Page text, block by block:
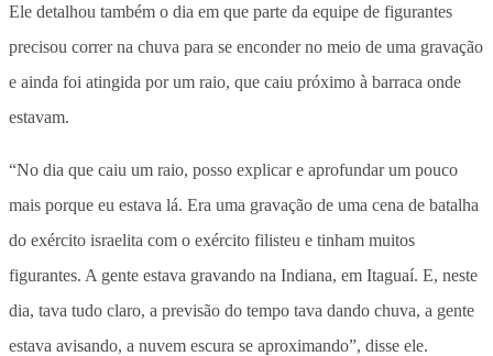
Ele detalhou também o dia em que parte da equipe de figurantes
precisou correr na chuva para se enconder no meio de uma gravação
e ainda foi atingida por um raio, que caiu próximo à barraca onde
estavam.
“No dia que caiu um raio, posso explicar e aprofundar um pouco
mais porque eu estava lá. Era uma gravação de uma cena de batalha
do exército israelita com o exército filisteu e tinham muitos
figurantes. A gente estava gravando na Indiana, em Itaguaí. E, neste
dia, tava tudo claro, a previsão do tempo tava dando chuva, a gente
estava avisando, a nuvem escura se aproximando”, disse ele.